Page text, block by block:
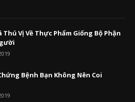
Thú Vị Về Thực Phẩm Giống Bộ Phận
Bệnh Bạn Không Nên Coi